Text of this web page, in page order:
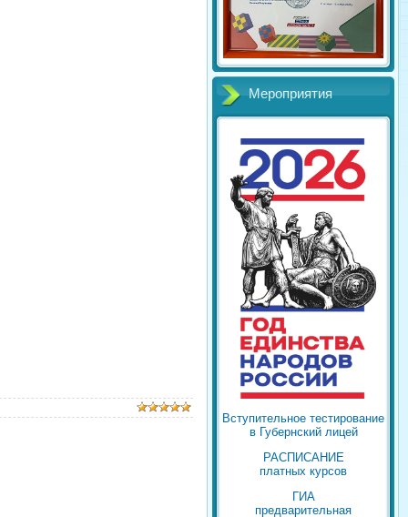
Мероприятия
Вступительное тестирование
в Губернский лицей
РАСПИСАНИЕ
платных курсов
ГИА
предварительная